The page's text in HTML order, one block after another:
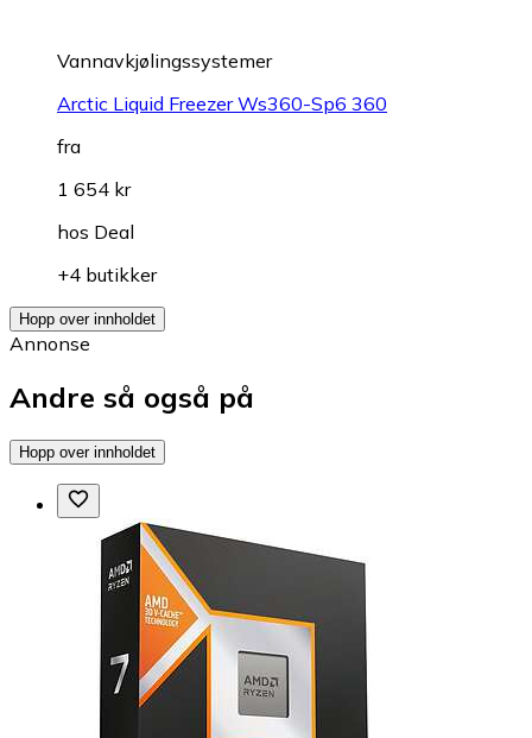
Vannavkjølingssystemer
Arctic Liquid Freezer Ws360-Sp6 360
fra
1 654 kr
hos Deal
+4 butikker
Hopp over innholdet
Annonse
Andre så også på
Hopp over innholdet